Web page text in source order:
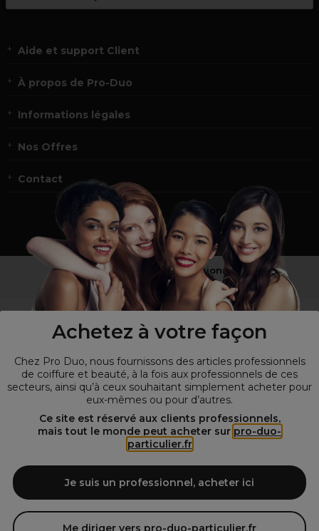
Achetez à votre façon
Chez Pro Duo, nous fournissons des articles professionnels
de coiffure et beauté, à la fois aux professionnels de ces
secteurs, ainsi qu’à ceux souhaitant simplement acheter pour
eux-mêmes ou pour d’autres.
Ce site est réservé aux clients professionnels,
mais tout le monde peut acheter sur pro-duo-
particulier.fr
Je suis un professionnel, acheter ici
Me diriger vers pro-duo-particulier.fr
Aide et support Client
À propos de Pro-Duo
Informations légales
Nos Offres
Contact
Vous n’êtes pas un professionnel ?
Visitez notre site pourles particuliers !
© Tous droits réservés © Pro-Duo
Spécialiste de la coiffure et de la beauté, nous vous proposons une
large sélection de produits professionnels pour la coiffure et
l'esthétique autour d'un choix de grandes marques qui font de Pro-
de beauté! Notre gamme de produits s’adresse également à tous ceux